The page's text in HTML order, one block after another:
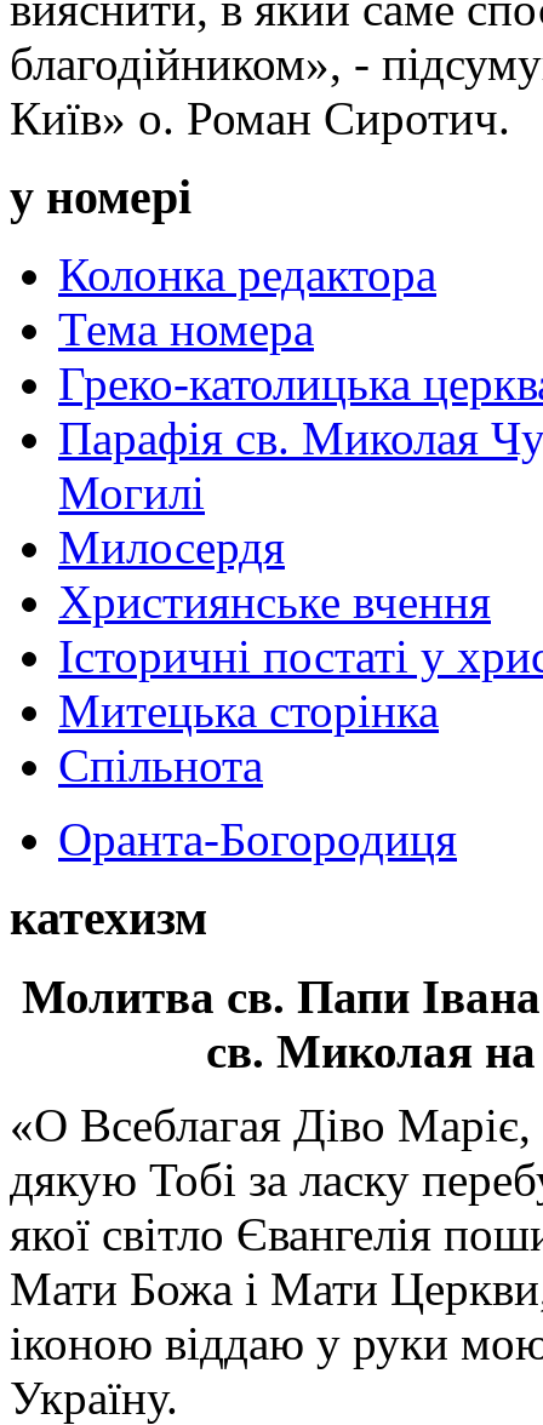
благодійником», -
Київ» о. Роман Сиротич.
у номері
Колонка редактора
Тема номера
Греко-католицька
Парафія св. Миколая
Могилі
Милосердя
Християнське вчення
Історичні постаті у
Митецька сторінка
Спільнота
Оранта-Богородиця
катехизм
Молитва св. Папи
св. Миколая на
«О Всеблагая Діво
дякую Тобі за ласку
якої світло Євангелія
Мати Божа і Мати
іконою віддаю у руки
Україну.